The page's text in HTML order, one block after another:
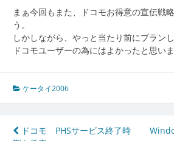
まぁ今回もまた、ドコモお得意の宣伝戦
う。
しかしながら、やっと当たり前にプラン
ドコモユーザーの為にはよかったと思いま
ケータイ2006
投ドコモ PHSサービス終了時